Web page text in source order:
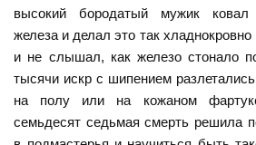
высокий бородатый мужик ковал
железа и делал это так
и не слышал, как железо стонало
тысячи искр с шипением
на полу или на кожаном
семьдесят седьмая смерть решила